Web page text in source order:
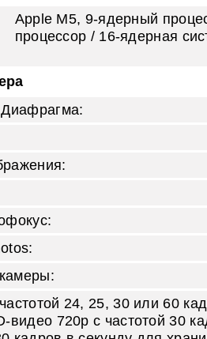
Apple M5, 9‑ядерный
процессор / 16‑ядерная
24, 25, 30 или 60
720p с частотой 30